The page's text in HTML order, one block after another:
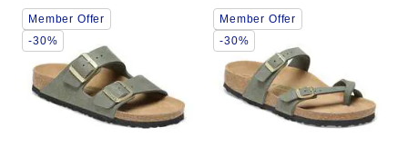
Interaktion
med
provfärger
uppdatera
produktbilden
Member Offer
-30%
Interaktion
med
provfärger
kommer
uppdatera
produktbilden
Member Offer
-30%